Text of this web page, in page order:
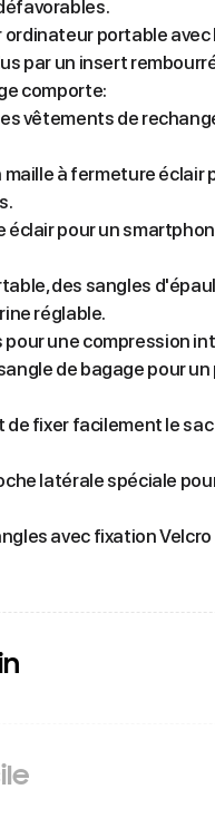
portable avec
par un insert
comporte:
vêtements de
à fermeture éclair
pour un
des sangles
réglable.
une compression
de bagage pour
fixer facilement le
latérale spéciale
avec fixation